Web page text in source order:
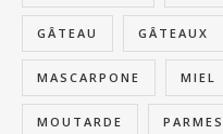
GÂTEAU GÂTEAUX
MASCARPONE MIEL
MOUTARDE